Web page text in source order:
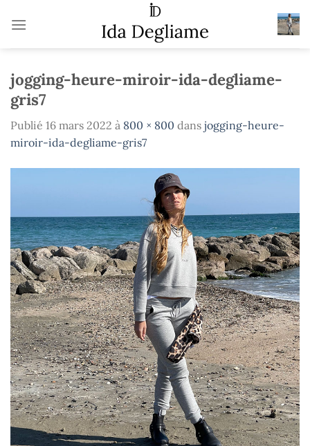
jogging-heure-miroir-ida-degliame-
gris7
Publié 16 mars 2022 à 800 × 800 dans jogging-heure-
miroir-ida-degliame-gris7